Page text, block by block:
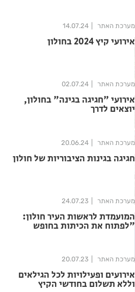
מערכת האתר 14.07.24
אירועי קיץ 2024 בחולון
מערכת האתר 02.07.24
אירועי "חגיגה בגינה" בחולון,
יוצאים לדרך
מערכת האתר 20.06.24
חגיגה בגינות הציבוריות של חולון
מערכת האתר 24.07.23
המועמדת לראשות העיר חולון:
"לפתוח את הכיתות בחופש
מערכת האתר 20.07.23
אירועים ופעילויות לכל הגילאים
וללא תשלום בחודשי הקיץ